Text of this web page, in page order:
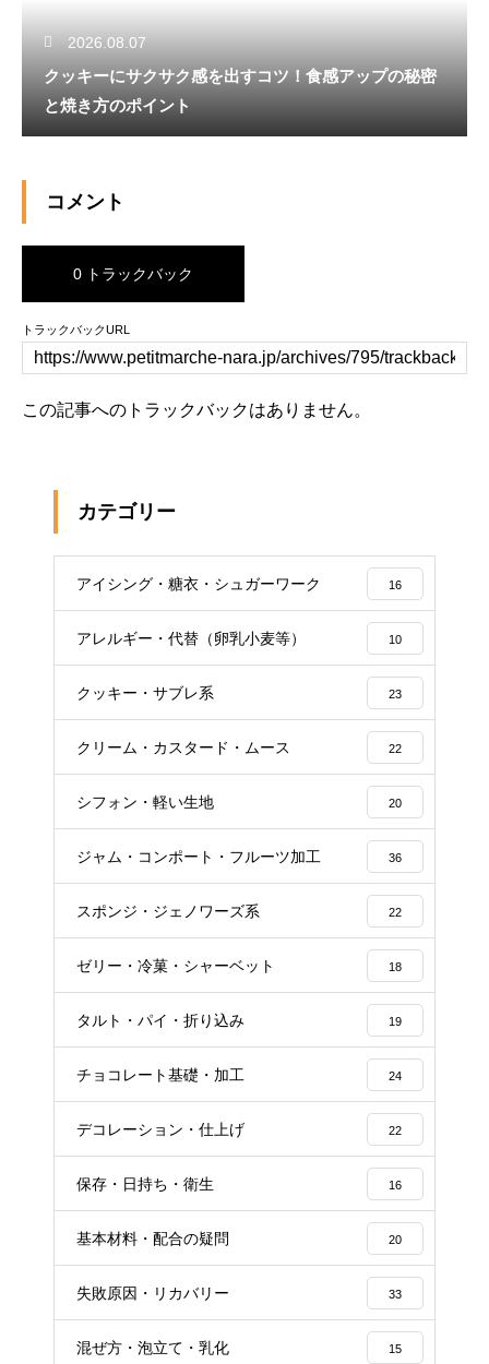
2026.08.07
クッキーにサクサク感を出すコツ！食感アップの秘密
と焼き方のポイント
コメント
0 トラックバック
トラックバックURL
この記事へのトラックバックはありません。
カテゴリー
アイシング・糖衣・シュガーワーク 16
アレルギー・代替（卵乳小麦等） 10
クッキー・サブレ系 23
クリーム・カスタード・ムース 22
シフォン・軽い生地 20
ジャム・コンポート・フルーツ加工 36
スポンジ・ジェノワーズ系 22
ゼリー・冷菓・シャーベット 18
タルト・パイ・折り込み 19
チョコレート基礎・加工 24
デコレーション・仕上げ 22
保存・日持ち・衛生 16
基本材料・配合の疑問 20
失敗原因・リカバリー 33
混ぜ方・泡立て・乳化 15